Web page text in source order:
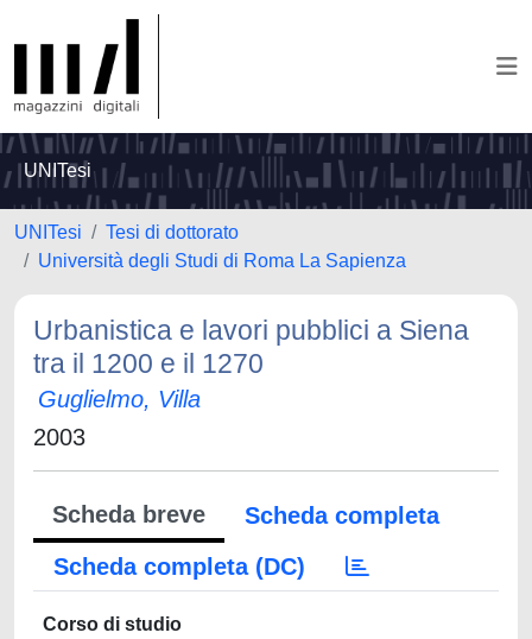
UNITesi
UNITesi
Tesi di dottorato
Università degli Studi di Roma La Sapienza
Urbanistica e lavori pubblici a Siena
tra il 1200 e il 1270
Guglielmo, Villa
2003
Scheda breve
Scheda completa
Scheda completa (DC)
Corso di studio